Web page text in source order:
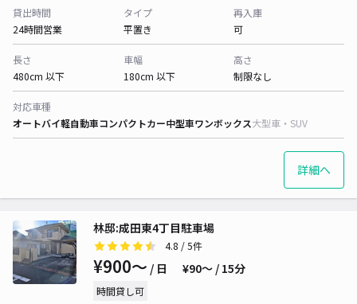
貸出時間
24時間営業
タイプ
平置き
再入庫
可
長さ
480cm 以下
車幅
180cm 以下
高さ
制限なし
対応車種
オートバイ軽自動車コンパクトカー中型車ワンボックス大型車・SUV
詳細へ
林邸:成田東4丁目駐車場
4.8 / 5件
¥900〜 / 日 ¥90〜 / 15分
時間貸し可